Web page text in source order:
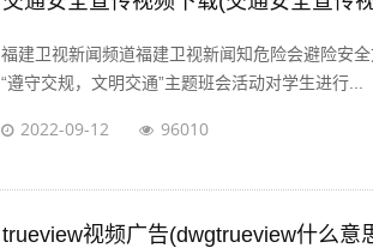
福建卫视新闻频道福建卫视新闻知危险会避险安
“遵守交规，文明交通”主题班会活动对学生进行...
2022-09-12 96010
trueview视频广告(dwgtrueview什么意